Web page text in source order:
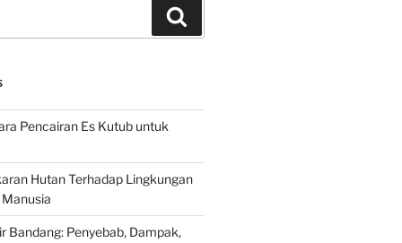
Pencairan Es Kutub untuk
Hutan Terhadap Lingkungan
Bandang: Penyebab, Dampak,